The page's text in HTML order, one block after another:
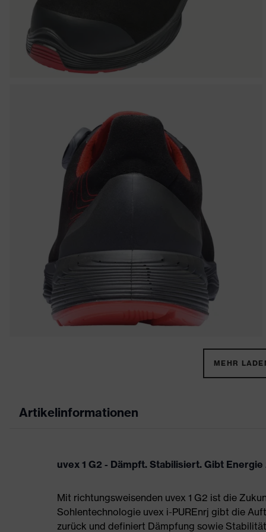
MEHR
Artikelinformationen
uvex 1 G2 - Dämpft. Stabilisiert. Gibt
Mit richtungsweisenden uvex 1 G2 ist die
Sohlentechnologie uvex i-PUREnrj gibt die
zurück und definiert Dämpfung sowie